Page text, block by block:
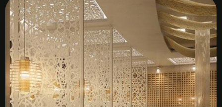
Kệ Tủ Gỗ Veneer